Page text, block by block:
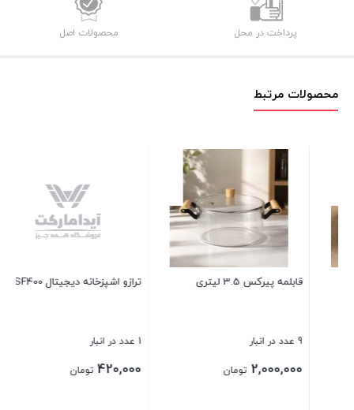
پرداخت در محل محصولات اصل
محصولات مرتبط
ترازو اشپزخانه دیجیتال SF400
420,000 تومان
بانکه سرامیکی فارسی نوشت
80,000 تومان